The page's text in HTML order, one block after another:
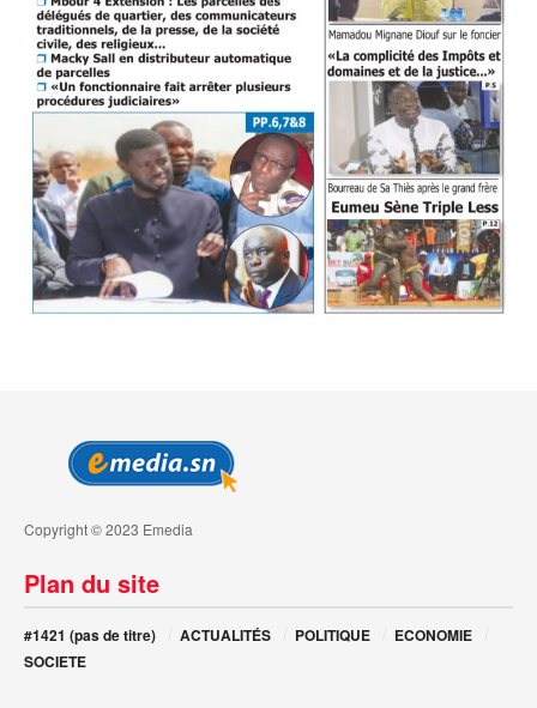
Copyright © 2023 Emedia
Plan du site
#1421 (pas de titre) ACTUALITÉS POLITIQUE
ECONOMIE
SOCIETE